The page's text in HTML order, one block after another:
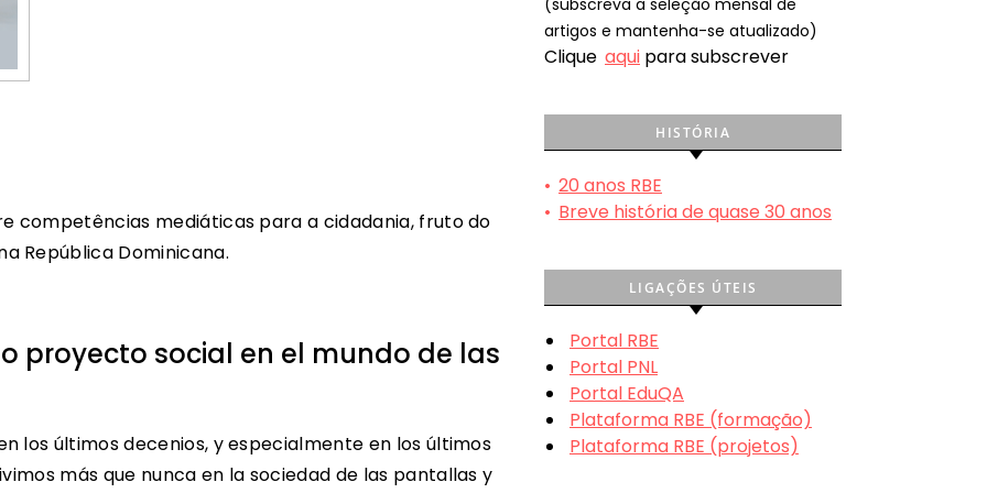
competências mediáticas para a cidadania, fruto do
República Dominicana.
proyecto social en el mundo de las
los últimos decenios, y especialmente en los últimos
más que nunca en la sociedad de las pantallas y
artigos e mantenha-se atualizado)
Clique aqui para subscrever
HISTÓRIA
• 20 anos RBE
• Breve história de quase 30 anos
LIGAÇÕES ÚTEIS
Portal RBE
Portal PNL
Portal EduQA
Plataforma RBE (formação)
Plataforma RBE (projetos)